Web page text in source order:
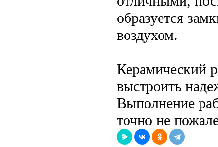
образуется
воздухом.
Керамический
выстроить
Выполнение
точно не